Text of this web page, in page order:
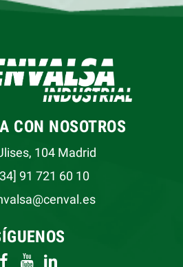
CON NOSOTROS
104 Madrid
91 721 60 10